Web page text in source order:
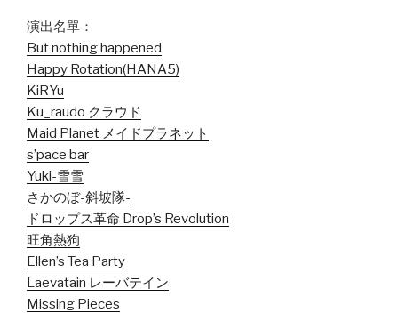
演出名單：
But nothing happened
Happy Rotation(HANA5)
KiRYu
Ku_raudo クラウド
Maid Planet メイドプラネット
s’pace bar
Yuki-雪雪
さかのぼ-斜坡隊-
ドロップス革命 Drop’s Revolution
旺角熱狗
Ellen’s Tea Party
Laevatain レーバテイン
Missing Pieces